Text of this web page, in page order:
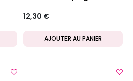
12,30 €
AJOUTER AU PANIER